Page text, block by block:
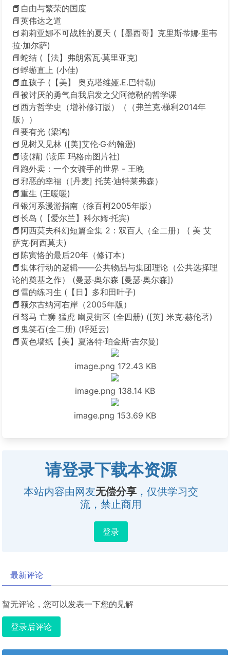
📕自由与繁荣的国度
📕英伟达之道
📕莉莉亚娜不可战胜的夏天 (【墨西哥】克里斯蒂娜·里韦
拉·加尔萨)
📕蛇结 (【法】弗朗索瓦·莫里亚克)
📕蜉蝣直上 (小佳)
📕血孩子 (【美】 奥克塔维娅.E.巴特勒)
📕被讨厌的勇气自我启发之父阿德勒的哲学课
📕西方哲学史（增补修订版）（（弗兰克·梯利2014年
版））
📕要有光 (梁鸿)
📕见树又见林 ([美]艾伦·G·约翰逊)
📕读(精) (读库 玛格南图片社)
📕跑外卖：一个女骑手的世界 - 王晚
📕邪恶的幸福（[丹麦] 托芙·迪特莱弗森）
📕重生 (王暖暖)
📕银河系漫游指南（徐百柯2005年版）
📕长岛 (【爱尔兰】科尔姆·托宾)
📕阿西莫夫科幻短篇全集 2：双百人（全二册） ( 美 艾
萨克·阿西莫夫)
📕陈寅恪的最后20年（修订本）
📕集体行动的逻辑——公共物品与集团理论（公共选择理
论的奠基之作） (曼瑟·奥尔森 [曼瑟·奥尔森])
📕雪的练习生 (【日】多和田叶子)
📕额尔古纳河右岸（2005年版）
📕驽马 亡狮 猛虎 幽灵街区 (全四册) ([英] 米克·赫伦著)
📕鬼笑石(全二册) (呼延云)
📕黄色墙纸【美】夏洛特·珀金斯·吉尔曼)
image.png 172.43 KB
image.png 138.14 KB
image.png 153.69 KB
请登录下载本资源
本站内容由网友无偿分享 ，仅供学习交
流，禁止商用
登录
最新评论
暂无评论，您可以发表一下您的见解
登录后评论